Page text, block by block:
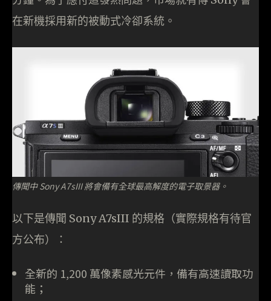
在新機採用新的被動式冷卻系統。
傳聞中 Sony A7sIII 將會備有全球最高解度的電子取景器。
以下是傳聞 Sony A7sIII 的規格（實際規格有待官
方公布）：
全新的 1,200 萬像素感光元件，備有高速讀取功
能；